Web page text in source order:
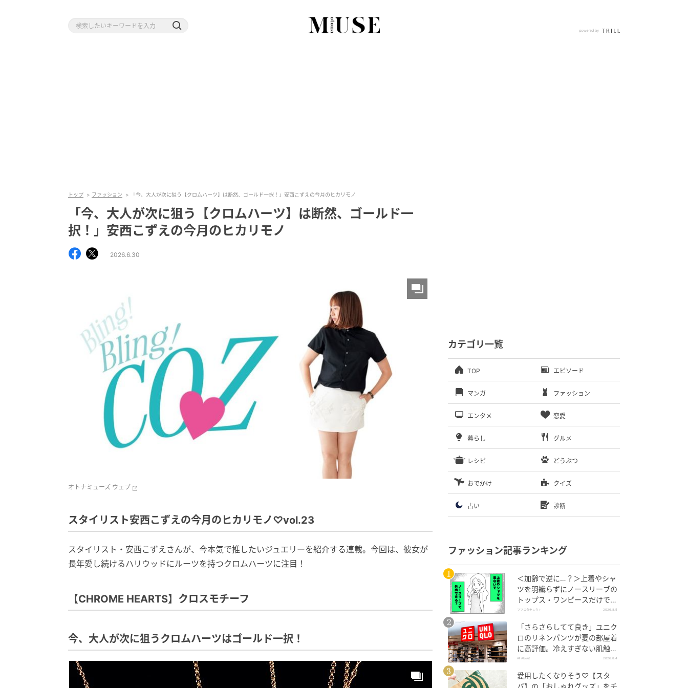
トップ ファッション 「今、大人が次に狙う【クロムハーツ】は断然、ゴールド一択！」安西こずえの今月のヒカリモノ
「今、大人が次に狙う【クロムハーツ】は断然、ゴールド一
択！」安西こずえの今月のヒカリモノ
2026.6.30
オトナミューズ ウェブ
スタイリスト安西こずえの今月のヒカリモノ♡vol.23
スタイリスト・安西こずえさんが、今本気で推したいジュエリーを紹介する連載。今回は、彼女が
長年愛し続けるハリウッドにルーツを持つクロムハーツに注目！
【CHROME HEARTS】クロスモチーフ
今、大人が次に狙うクロムハーツはゴールド一択！
カテゴリ一覧
TOP エピソード
マンガ ファッション
エンタメ 恋愛
暮らし グルメ
レシピ どうぶつ
おでかけ クイズ
占い 診断
ファッション記事ランキング
＜加齢で逆に…？＞上着やシャ
ツを羽織らずにノースリーブの
トップス・ワンピースだけで外
出できる？
ママスタセレクト 2026.8.5
「さらさらしてて良き」ユニク
ロのリネンパンツが夏の部屋着
に高評価。冷えすぎない肌触り
が決め手
All About 2026.8.4
愛用したくなりそう♡【スタ
バ】の「おしゃれグッズ」をチ